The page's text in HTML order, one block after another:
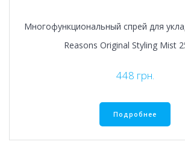
Многофункциональный спрей для
Reasons Original Styling Mist
448 грн.
Подробнее